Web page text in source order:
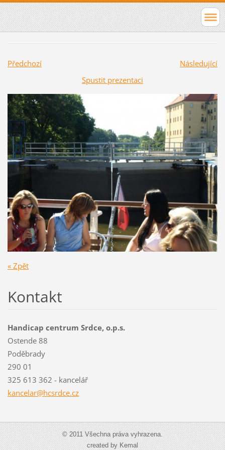
Předchozí
Následující
Spustit prezentaci
« Zpět
Kontakt
Handicap centrum Srdce, o.p.s.
Ostende 88
Poděbrady
290 01
325 613 362 - kancelář
kancelar@hcsrdce.cz
© 2011 Všechna práva vyhrazena.
created by Kemal